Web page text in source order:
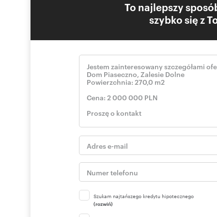
To najlepszy
szybko się z
Szukam najtańszego kredytu hipotecznego
(rozwiń)